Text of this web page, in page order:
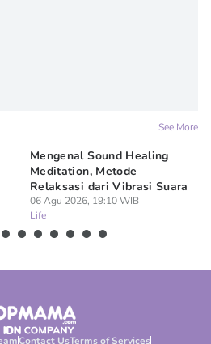
See More
Mengenal Sound Healing
Meditation, Metode
Relaksasi dari Vibrasi Suara
06 Agu 2026, 19:10 WIB
Life
Contact UsTerms of Services